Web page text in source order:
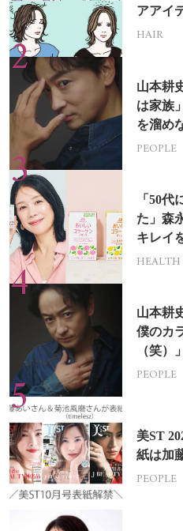
アアイ
HAIR
山本耕
は家族
を溜め
PEOPLE
「50
た」森
キレイ
HEALTH
山本耕
僕のカ
（笑）
挑戦
PEOPLE
美ST
紙は加
PEOPLE